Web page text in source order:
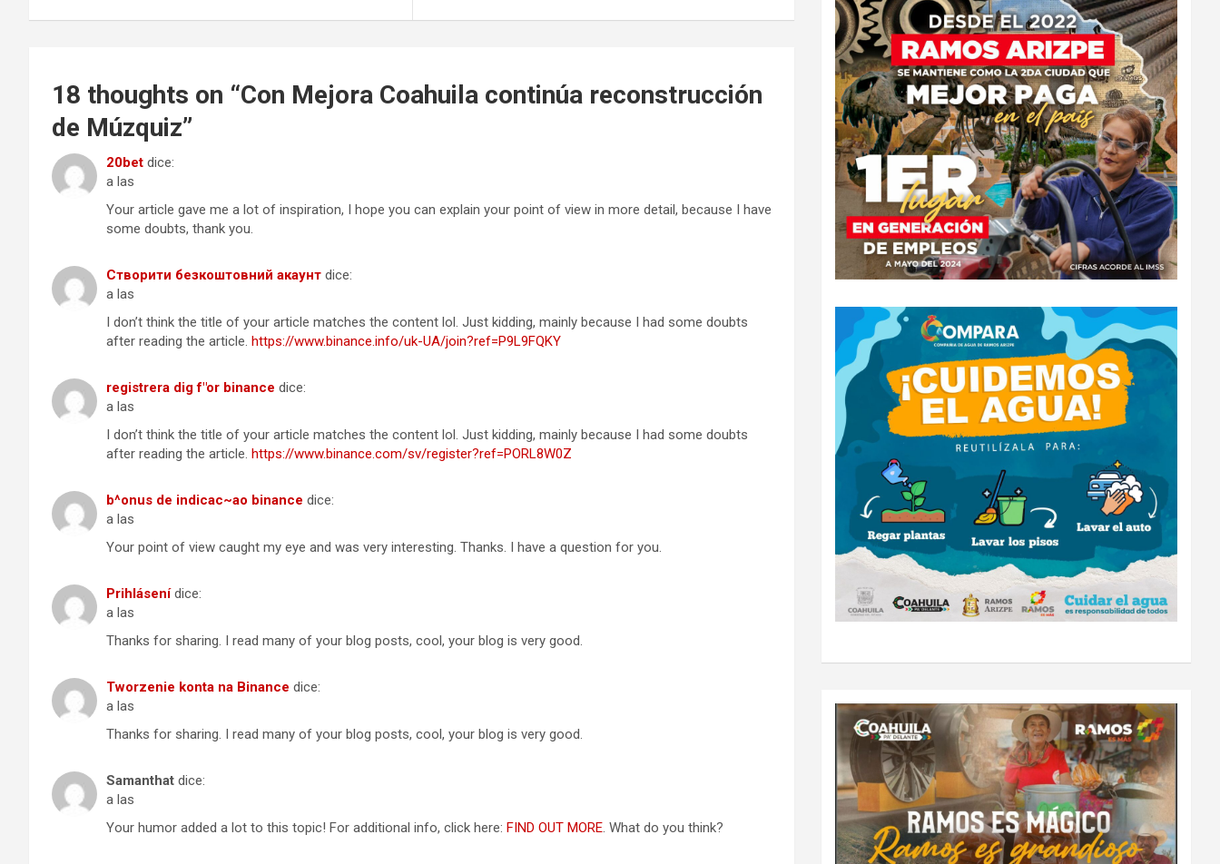
entradas
18 thoughts on “Con Mejora Coahuila continúa reconstrucción
de Múzquiz”
20bet dice:
a las
Your article gave me a lot of inspiration, I hope you can explain your point of view in more detail, because I have
some doubts, thank you.
Створити безкоштовний акаунт dice:
a las
I don’t think the title of your article matches the content lol. Just kidding, mainly because I had some doubts
after reading the article. https://www.binance.info/uk-UA/join?ref=P9L9FQKY
registrera dig f"or binance dice:
a las
I don’t think the title of your article matches the content lol. Just kidding, mainly because I had some doubts
after reading the article. https://www.binance.com/sv/register?ref=PORL8W0Z
b^onus de indicac~ao binance dice:
a las
Your point of view caught my eye and was very interesting. Thanks. I have a question for you.
Prihlásení dice:
a las
Thanks for sharing. I read many of your blog posts, cool, your blog is very good.
Tworzenie konta na Binance dice:
a las
Thanks for sharing. I read many of your blog posts, cool, your blog is very good.
Samanthat dice:
a las
Your humor added a lot to this topic! For additional info, click here: FIND OUT MORE. What do you think?